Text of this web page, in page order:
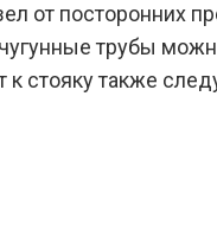
от посторонних
трубы
стояку также